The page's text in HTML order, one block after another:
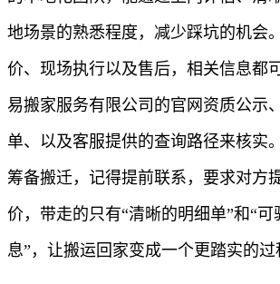
地场景的熟悉程度，减少踩坑的机会
价、现场执行以及售后，相关信息都
易搬家服务有限公司的官网资质公示
单、以及客服提供的查询路径来核实
筹备搬迁，记得提前联系，要求对方
价，带走的只有“清晰的明细单”和“可
息”，让搬运回家变成一个更踏实的过